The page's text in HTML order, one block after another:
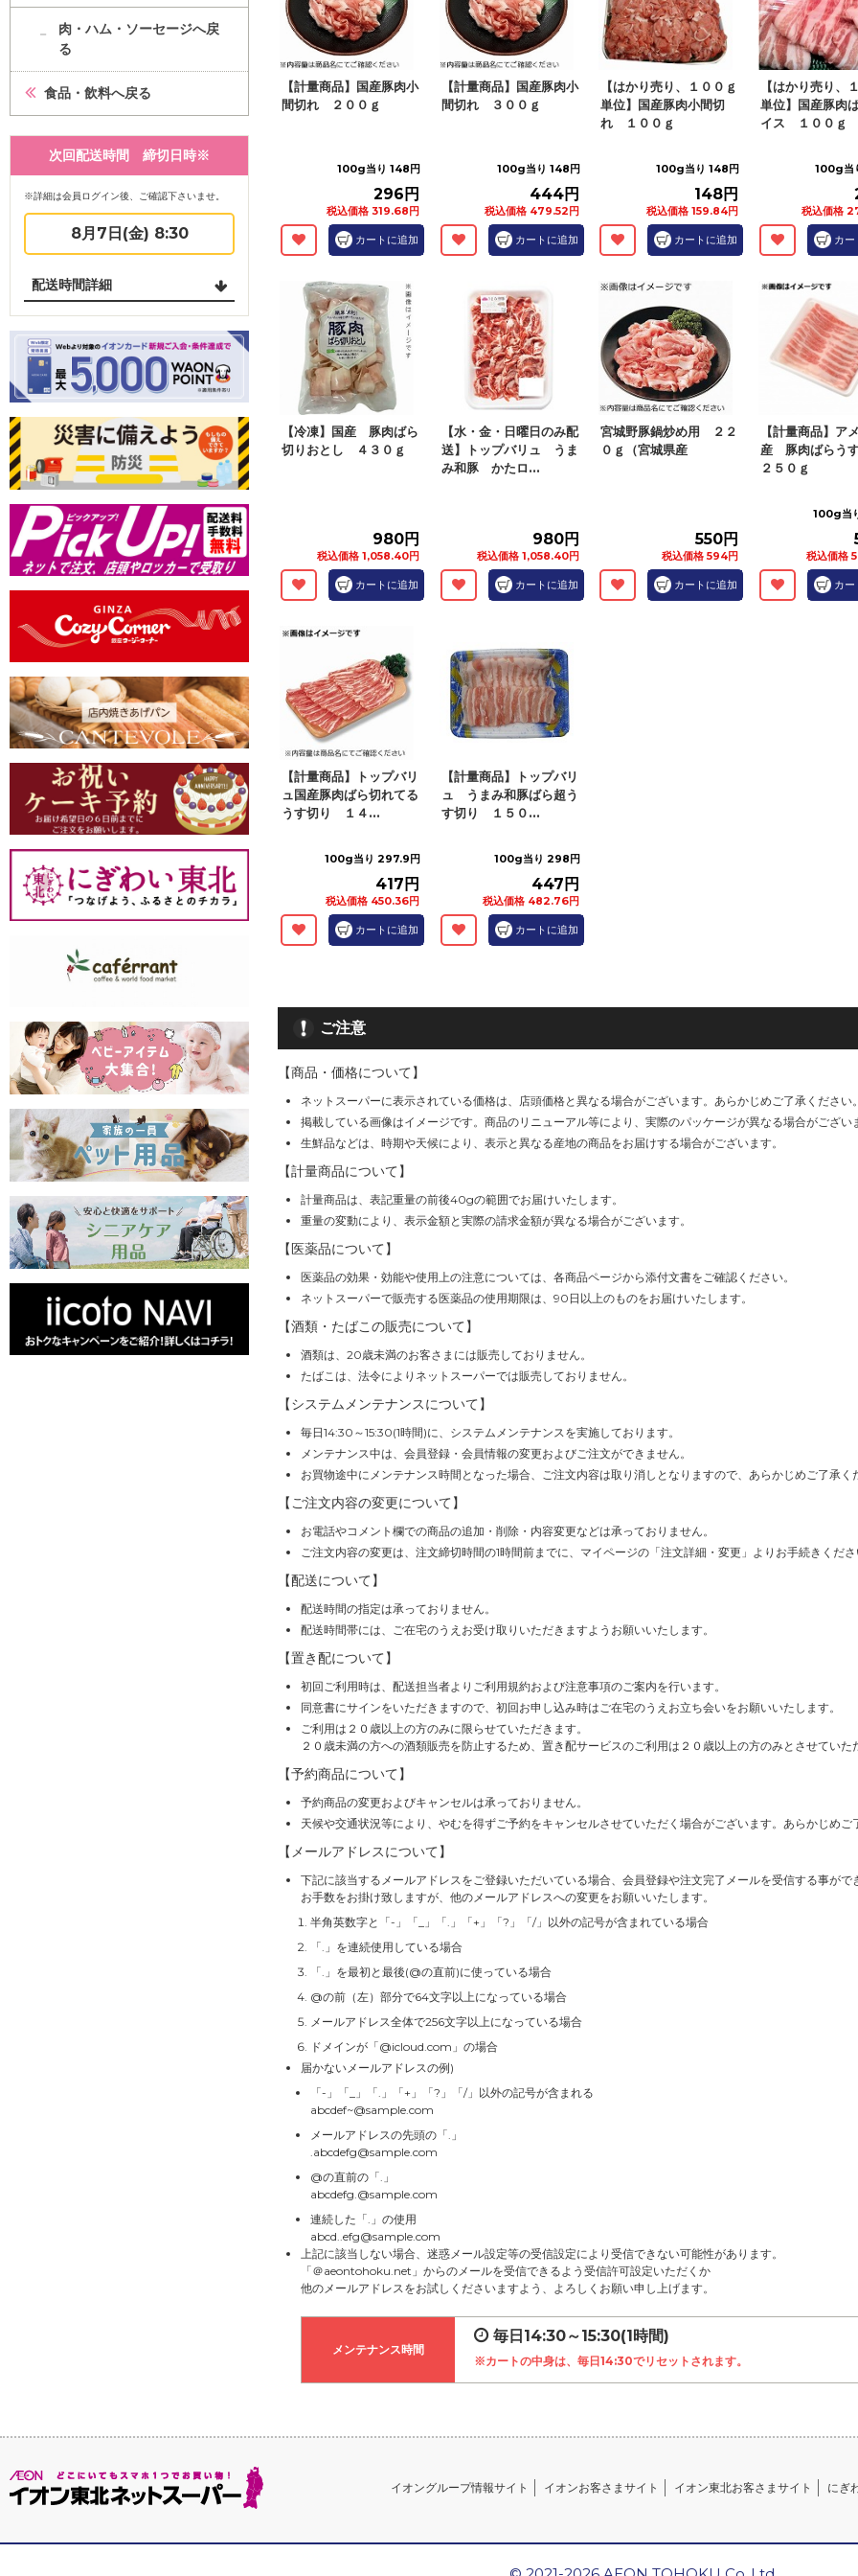
肉・ハム・ソーセージへ戻
る
食品・飲料へ戻る
次回配送時間 締切日時※
※詳細は会員ログイン後、ご確認下さいませ。
8月7日(金) 8:30
配送時間詳細
【計量商品】国産豚肉小
間切れ ２００ｇ
100g当り 148円
296円
税込価格 319.68円
カートに追加
【計量商品】国産豚肉小
間切れ ３００ｇ
100g当り 148円
444円
税込価格 479.52円
カートに追加
【はかり売り、１００ｇ
単位】国産豚肉小間切
れ １００ｇ
100g当り 148円
148円
税込価格 159.84円
カートに追加
【はかり売り、
単位】国産豚肉
イス １００ｇ
100g当
税込価格
カー
【冷凍】国産 豚肉ばら
切りおとし ４３０ｇ
980円
税込価格 1,058.40円
カートに追加
【水・金・日曜日のみ配
送】トップバリュ うま
み和豚 かたロ...
980円
税込価格 1,058.40円
カートに追加
宮城野豚鍋炒め用 ２２
０ｇ（宮城県産
550円
税込価格 594円
カートに追加
【計量商品】ア
産 豚肉ばらう
２５０ｇ
100g当
税込価格
カー
【計量商品】トップバリ
ュ国産豚肉ばら切れてる
うす切り １４...
100g当り 297.9円
417円
税込価格 450.36円
カートに追加
【計量商品】トップバリ
ュ うまみ和豚ばら超う
す切り １５０...
100g当り 298円
447円
税込価格 482.76円
カートに追加
ご注意
【商品・価格について】
ネットスーパーに表示されている価格は、店頭価格と異なる場合がございます。あらかじめご了承ください。
掲載している画像はイメージです。商品のリニューアル等により、実際のパッケージが異なる場合がござい
生鮮品などは、時期や天候により、表示と異なる産地の商品をお届けする場合がございます。
【計量商品について】
計量商品は、表記重量の前後40gの範囲でお届けいたします。
重量の変動により、表示金額と実際の請求金額が異なる場合がございます。
【医薬品について】
医薬品の効果・効能や使用上の注意については、各商品ページから添付文書をご確認ください。
ネットスーパーで販売する医薬品の使用期限は、90日以上のものをお届けいたします。
【酒類・たばこの販売について】
酒類は、20歳未満のお客さまには販売しておりません。
たばこは、法令によりネットスーパーでは販売しておりません。
【システムメンテナンスについて】
毎日14:30～15:30(1時間)に、システムメンテナンスを実施しております。
メンテナンス中は、会員登録・会員情報の変更およびご注文ができません。
お買物途中にメンテナンス時間となった場合、ご注文内容は取り消しとなりますので、あらかじめご了承く
【ご注文内容の変更について】
お電話やコメント欄での商品の追加・削除・内容変更などは承っておりません。
ご注文内容の変更は、注文締切時間の1時間前までに、マイページの「注文詳細・変更」よりお手続きくださ
【配送について】
配送時間の指定は承っておりません。
配送時間帯には、ご在宅のうえお受け取りいただきますようお願いいたします。
【置き配について】
初回ご利用時は、配送担当者よりご利用規約および注意事項のご案内を行います。
同意書にサインをいただきますので、初回お申し込み時はご在宅のうえお立ち会いをお願いいたします。
ご利用は２０歳以上の方のみに限らせていただきます。
２０歳未満の方への酒類販売を防止するため、置き配サービスのご利用は２０歳以上の方のみとさせていた
【予約商品について】
予約商品の変更およびキャンセルは承っておりません。
天候や交通状況等により、やむを得ずご予約をキャンセルさせていただく場合がございます。あらかじめご
【メールアドレスについて】
下記に該当するメールアドレスをご登録いただいている場合、会員登録や注文完了メールを受信する事がで
お手数をお掛け致しますが、他のメールアドレスへの変更をお願いいたします。
半角英数字と「-」「_」「.」「+」「?」「/」以外の記号が含まれている場合
「.」を連続使用している場合
「.」を最初と最後(@の直前)に使っている場合
@の前（左）部分で64文字以上になっている場合
メールアドレス全体で256文字以上になっている場合
ドメインが「@icloud.com」の場合
届かないメールアドレスの例)
「-」「_」「.」「+」「?」「/」以外の記号が含まれる
abcdef~@sample.com
メールアドレスの先頭の「.」
.abcdefg@sample.com
@の直前の「.」
abcdefg.@sample.com
連続した「.」の使用
abcd..efg@sample.com
上記に該当しない場合、迷惑メール設定等の受信設定により受信できない可能性があります。
「＠aeontohoku.net」からのメールを受信できるよう受信許可設定いただくか
他のメールアドレスをお試しくださいますよう、よろしくお願い申し上げます。
メンテナンス時間
毎日14:30～15:30(1時間)
※カートの中身は、毎日14:30でリセットされます。
イオングループ情報サイト
イオンお客さまサイト イオン東北お客さまサイト にぎ